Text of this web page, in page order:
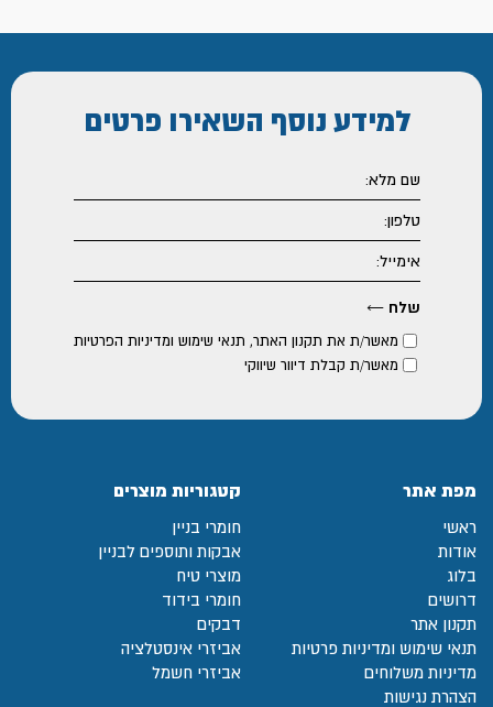
למידע נוסף השאירו פרטים
מאשר/ת את תקנון האתר, תנאי שימוש ומדיניות הפרטיות
מאשר/ת קבלת דיוור שיווקי
מפת אתר
ראשי
אודות
בלוג
דרושים
תקנון אתר
תנאי שימוש ומדיניות פרטיות
מדיניות משלוחים
הצהרת נגישות
קטגוריות מוצרים
חומרי בניין
אבקות ותוספים לבניין
מוצרי טיח
חומרי בידוד
דבקים
אביזרי אינסטלציה
אביזרי חשמל